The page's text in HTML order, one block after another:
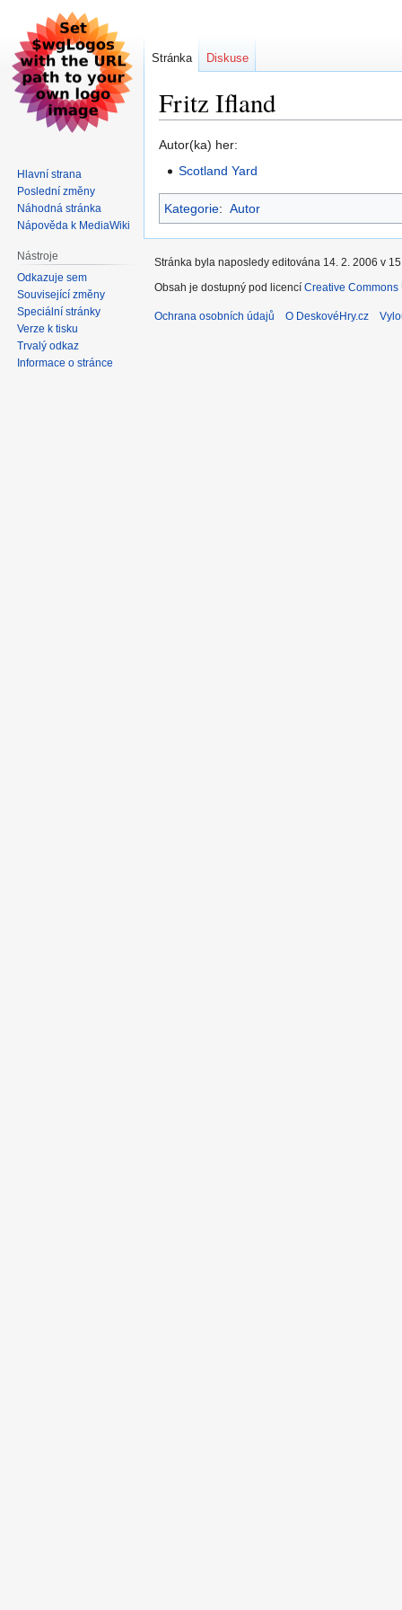
Fritz Ifland
Skočit
Skočit
Autor(ka) her:
Scotland Yard
Kategorie: Autor
Stránka Diskuse
Hlavní strana
Poslední změny
Náhodná stránka
Nápověda k MediaWiki
Nástroje
Odkazuje sem
Související změny
Speciální stránky
Verze k tisku
Trvalý odkaz
Informace o stránce
Stránka byla naposledy editována 14. 2. 2006 v
Obsah je dostupný pod licencí Creative
Ochrana osobních údajů O DeskovéHry.cz